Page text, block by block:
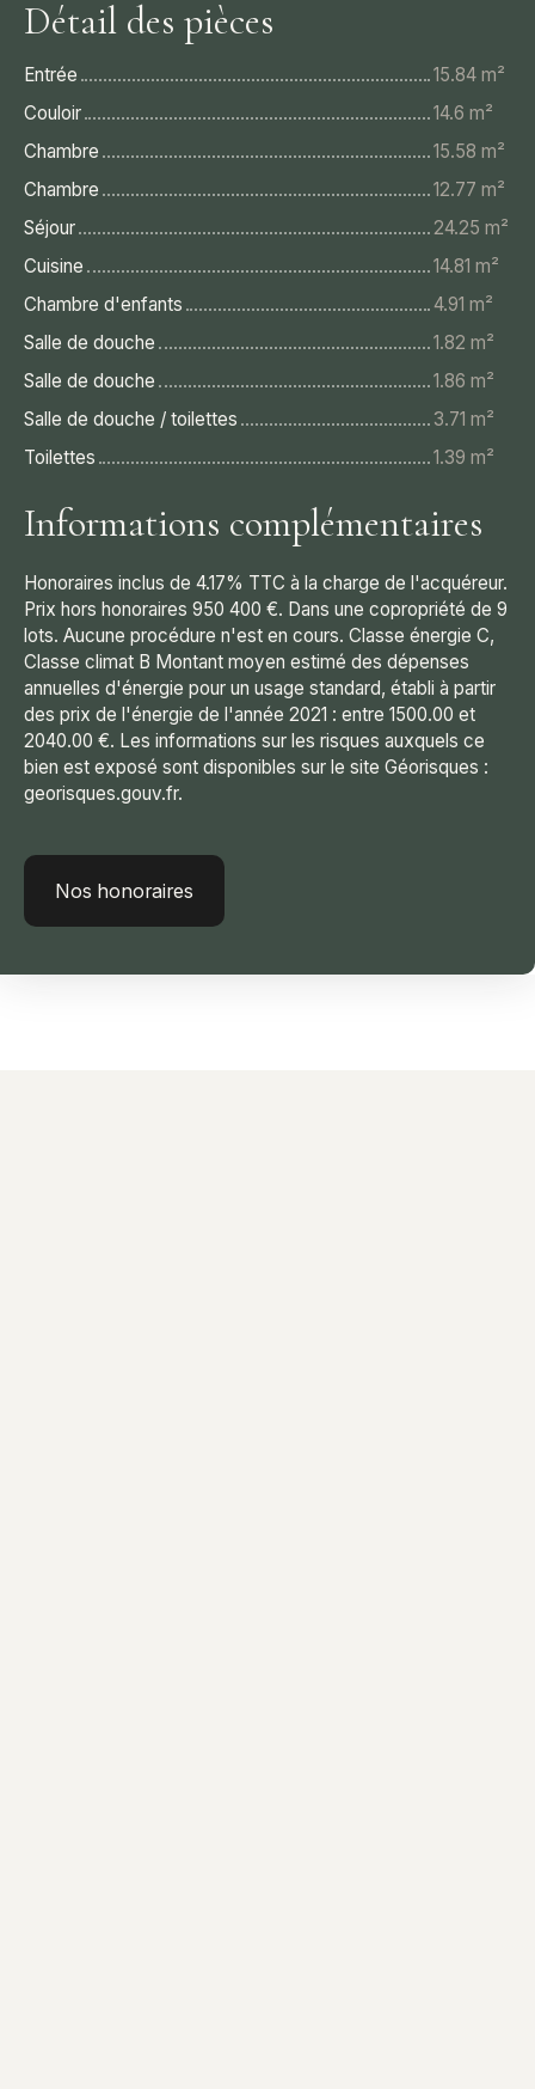
Détail des pièces
Entrée
15.84 m²
Couloir
14.6 m²
Chambre
15.58 m²
Chambre
12.77 m²
Séjour
24.25 m²
Cuisine
14.81 m²
Chambre d'enfants
4.91 m²
Salle de douche
1.82 m²
Salle de douche
1.86 m²
Salle de douche / toilettes
3.71 m²
Toilettes
1.39 m²
Informations complémentaires
Honoraires inclus de 4.17% TTC à la charge de l'acquéreur.
Prix hors honoraires 950 400 €. Dans une copropriété de 9
lots. Aucune procédure n'est en cours. Classe énergie C,
Classe climat B Montant moyen estimé des dépenses
annuelles d'énergie pour un usage standard, établi à partir
des prix de l'énergie de l'année 2021 : entre 1500.00 et
2040.00 €. Les informations sur les risques auxquels ce
bien est exposé sont disponibles sur le site Géorisques :
georisques.gouv.fr.
Nos honoraires